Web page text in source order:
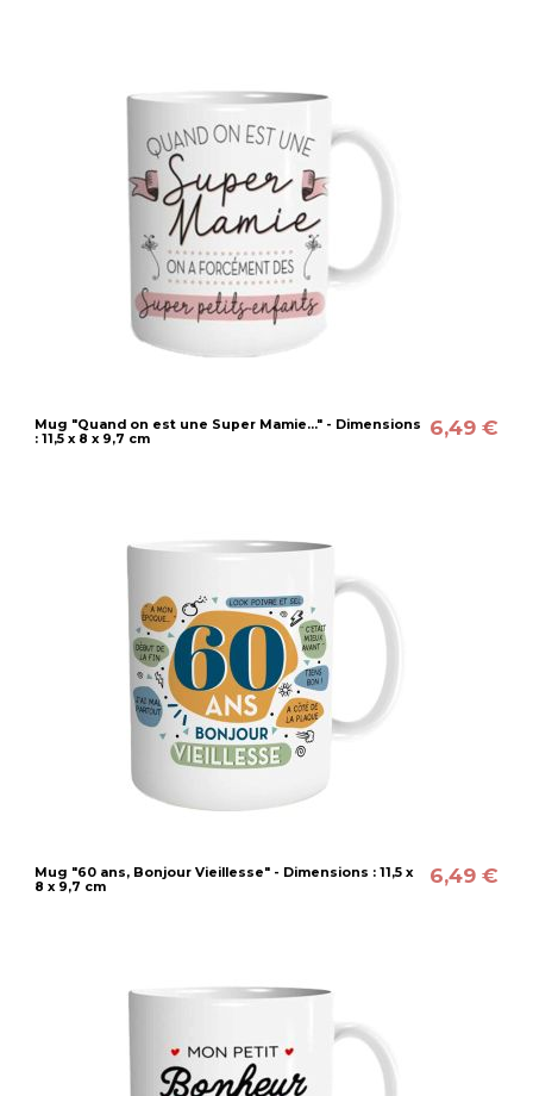
Mug "Quand on est une Super Mamie..." - Dimensions
: 11,5 x 8 x 9,7 cm
6,49 €
Mug "60 ans, Bonjour Vieillesse" - Dimensions : 11,5 x
8 x 9,7 cm
6,49 €